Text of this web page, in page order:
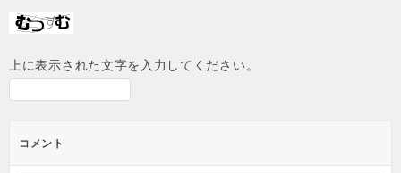
上に表示された文字を入力してください。
コメント